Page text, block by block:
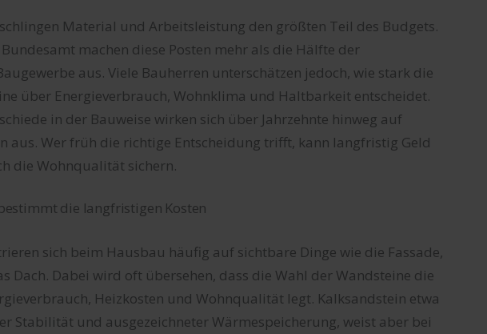
Material und Arbeitsleistung den größten Teil des Budgets.
machen diese Posten mehr als die Hälfte der
aus. Viele Bauherren unterschätzen jedoch, wie stark die
über Energieverbrauch, Wohnklima und Haltbarkeit entscheidet.
in der Bauweise wirken sich über Jahrzehnte hinweg auf
aus. Wer früh die richtige Entscheidung trifft, kann langfristig Geld
die Wohnqualität sichern.
die langfristigen Kosten
sich beim Hausbau häufig auf sichtbare Dinge wie die Fassade,
Dach. Dabei wird oft übersehen, dass die Wahl der Wandsteine die
Heizkosten und Wohnqualität legt. Kalksandstein etwa
Stabilität und ausgezeichneter Wärmespeicherung, weist aber bei